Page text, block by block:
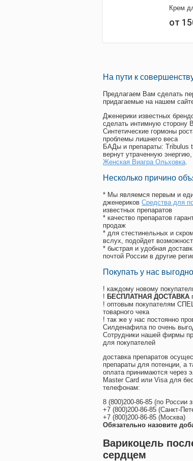
Крем
от
На пути к
Предлагаем Вам сделать
придагаемые на нашем
Дженерики известных
сделать интимную сторону
Синтетические гормоны
проблемы лишнего веса
БАДы и препараты: Tribulus
вернут утраченную
Женская Виагра Ольховка.
Несколько причино
* Мы являемся первым и
дженериков Средства для
известных препаратов
* качество препаратов
продаж
* для стестинельных и
вслух, подойдет
* быстрая и удобная
почтой России в другие
Покупать у нас выгодно
! каждому новому
! БЕСПЛАТНАЯ ДОСТАВКА
! оптовым покупателям
товарного чека
! так же у нас постоянно
Силденафила по очень
Cотрудники нашей фирмы
для покупателей
доставка препаратов
препараты для потенции, а
оплата принимаются через
Master Card или Visa для
телефонам:
8 (800)200-86-85 (по России
+7 (800)200-86-85 (Санкт-
+7 (800)200-86-85 (Москва)
Обязательно назовите
Варикоцель
сердцем